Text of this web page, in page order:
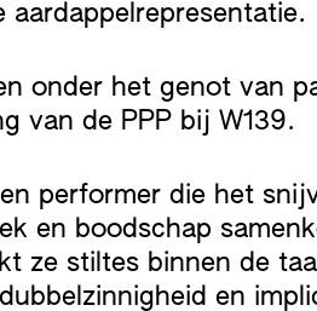
onder het genot van
van de PPP bij W139.
performer die het
en boodschap
ze stiltes binnen de
en